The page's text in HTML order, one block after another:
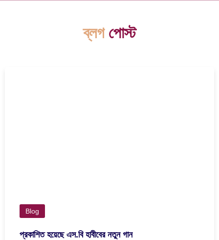
ব্লগ পোস্ট
Blog
প্রকাশিত হয়েছে এস.বি হাবীবের নতুন গান